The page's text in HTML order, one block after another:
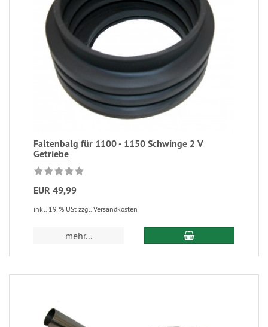
Faltenbalg für 1100 - 1150 Schwinge 2 V
Getriebe
EUR 49,99
inkl. 19 % USt zzgl. Versandkosten
mehr...